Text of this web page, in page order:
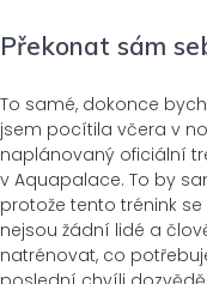
Překonat sám
To samé, dokonce
jsem pocítila včera v
naplánovaný oficiální
v Aquapalace. To by
protože tento trénink
nejsou žádní lidé a
natrénovat, co